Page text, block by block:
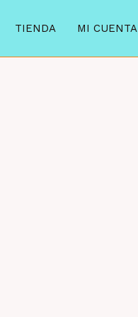
TIENDA MI CUENTA